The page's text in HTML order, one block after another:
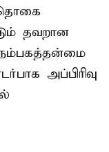
தொகை
தவறான
அப்பிரிவு